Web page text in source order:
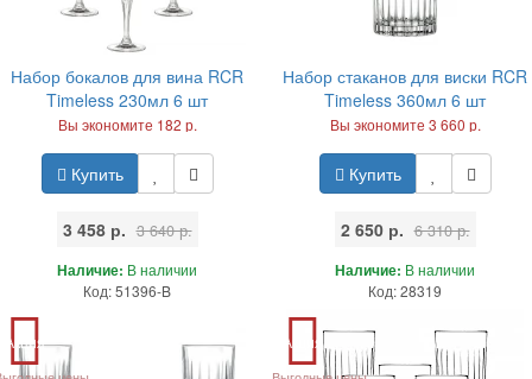
Набор бокалов для вина RCR
Timeless 230мл 6 шт
Вы экономите 182 р.
Купить
3 458 р. 3 640 р.
Наличие: В наличии
Код: 51396-B
Набор стаканов для виски RCR
Timeless 360мл 6 шт
Вы экономите 3 660 р.
Купить
2 650 р. 6 310 р.
Наличие: В наличии
Код: 28319
Акция Акция